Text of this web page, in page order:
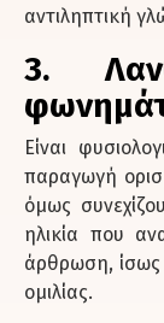
αντιληπτική
3.
Είναι
παραγωγή
όμως
ηλικία που
άρθρωση, ίσως
ομιλίας.